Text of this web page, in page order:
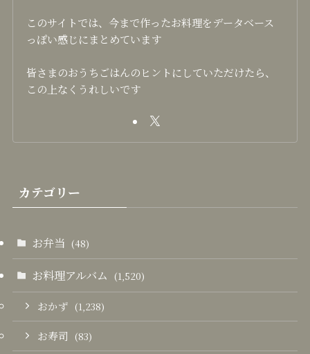
このサイトでは、今まで作ったお料理をデータベース
っぽい感じにまとめています
皆さまのおうちごはんのヒントにしていただけたら、
この上なくうれしいです
カテゴリー
お弁当 (48)
お料理アルバム (1,520)
おかず (1,238)
お寿司 (83)